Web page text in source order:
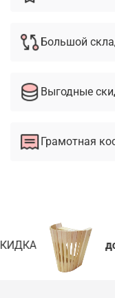
Большой
Выгодные
Грамотная